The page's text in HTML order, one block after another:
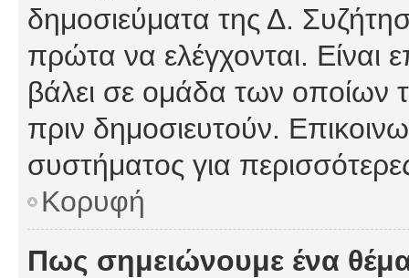
δημοσιεύματα της Δ.
πρώτα να ελέγχονται. Είναι
βάλει σε ομάδα των οποίων
πριν δημοσιευτούν.
συστήματος για
Κορυφή
Πως σημειώνουμε ένα